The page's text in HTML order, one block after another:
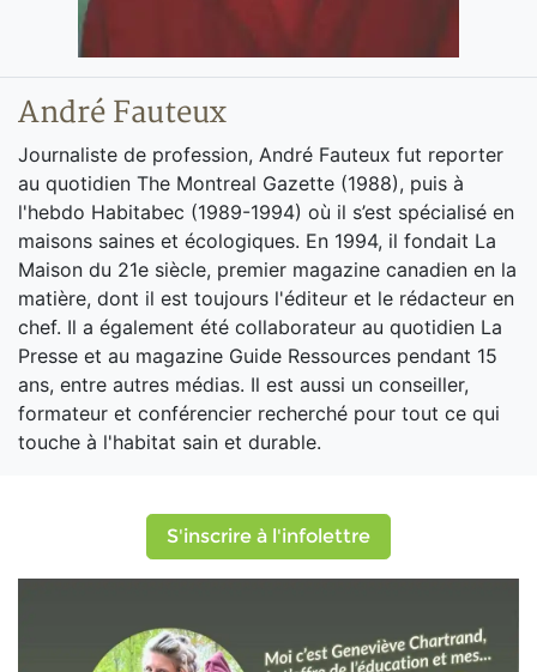
André Fauteux
Journaliste de profession, André Fauteux fut reporter
au quotidien The Montreal Gazette (1988), puis à
l'hebdo Habitabec (1989-1994) où il s’est spécialisé en
maisons saines et écologiques. En 1994, il fondait La
Maison du 21e siècle, premier magazine canadien en la
matière, dont il est toujours l'éditeur et le rédacteur en
chef. Il a également été collaborateur au quotidien La
Presse et au magazine Guide Ressources pendant 15
ans, entre autres médias. Il est aussi un conseiller,
formateur et conférencier recherché pour tout ce qui
touche à l'habitat sain et durable.
S'inscrire à l'infolettre